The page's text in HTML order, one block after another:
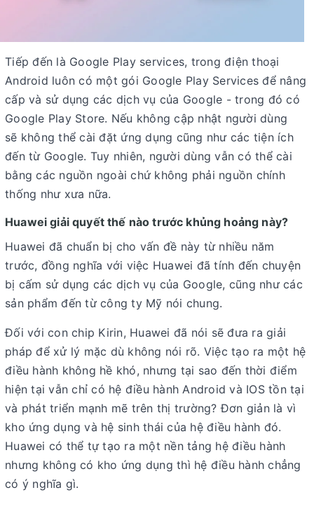
Tiếp đến là Google Play services, trong điện thoại
Android luôn có một gói Google Play Services để nâng
cấp và sử dụng các dịch vụ của Google - trong đó có
Google Play Store. Nếu không cập nhật người dùng
sẽ không thể cài đặt ứng dụng cũng như các tiện ích
đến từ Google. Tuy nhiên, người dùng vẫn có thể cài
bằng các nguồn ngoài chứ không phải nguồn chính
thống như xưa nữa.
Huawei giải quyết thế nào trước khủng hoảng này?
Huawei đã chuẩn bị cho vấn đề này từ nhiều năm
trước, đồng nghĩa với việc Huawei đã tính đến chuyện
bị cấm sử dụng các dịch vụ của Google, cũng như các
sản phẩm đến từ công ty Mỹ nói chung.
Đối với con chip Kirin, Huawei đã nói sẽ đưa ra giải
pháp để xử lý mặc dù không nói rõ. Việc tạo ra một hệ
điều hành không hề khó, nhưng tại sao đến thời điểm
hiện tại vẫn chỉ có hệ điều hành Android và IOS tồn tại
và phát triển mạnh mẽ trên thị trường? Đơn giản là vì
kho ứng dụng và hệ sinh thái của hệ điều hành đó.
Huawei có thể tự tạo ra một nền tảng hệ điều hành
nhưng không có kho ứng dụng thì hệ điều hành chẳng
có ý nghĩa gì.